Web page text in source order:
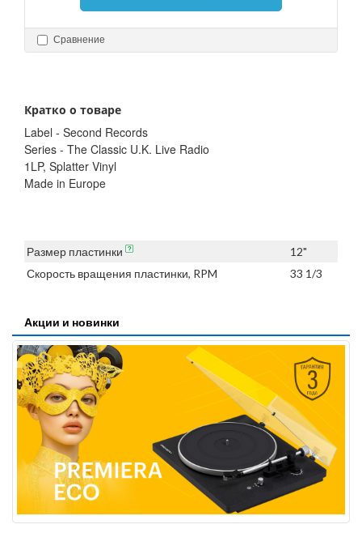
Сравнение
Кратко о товаре
Label - Second Records
Series - The Classic U.K. Live Radio
1LP, Splatter Vinyl
Made in Europe
Размер пластинки
12"
Скорость вращения пластинки, RPM
33 1/3
Акции и новинки